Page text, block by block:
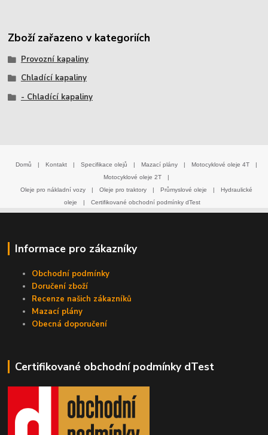
Zboží zařazeno v kategoriích
Provozní kapaliny
Chladící kapaliny
- Chladící kapaliny
Domů | Kontakt | Specifikace olejů | Mazací plány | Motocyklové oleje 4T
|
Motocyklové oleje 2T
|
Oleje pro nákladní vozy
| Oleje pro traktory | Průmyslové oleje |
Hydraulické
oleje
| Certifikované obchodní podmínky dTest
Informace pro zákazníky
Obchodní podmínky
Doručení zboží
Recenze našich zákazníků
Mazací plány
Obecná doporučení
Certifikované obchodní podmínky dTest